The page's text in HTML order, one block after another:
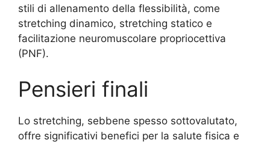
stili di allenamento della flessibilità, come
stretching dinamico, stretching statico e
facilitazione neuromuscolare propriocettiva
(PNF).
Pensieri finali
Lo stretching, sebbene spesso sottovalutato,
offre significativi benefici per la salute fisica e